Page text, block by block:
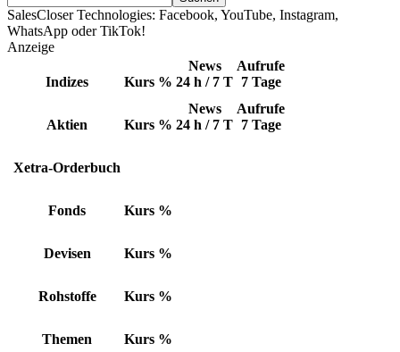
SalesCloser Technologies: Facebook, YouTube, Instagram,
WhatsApp oder TikTok!
Anzeige
Indizes Kurs %
News
24 h / 7 T
Aufrufe
7 Tage
Aktien Kurs %
News
24 h / 7 T
Aufrufe
7 Tage
Xetra-Orderbuch
Fonds Kurs %
Devisen Kurs %
Rohstoffe Kurs %
Themen Kurs %